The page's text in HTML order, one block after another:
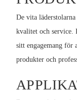
De vita
kvalitet och service.
sitt engagemang för
produkter och